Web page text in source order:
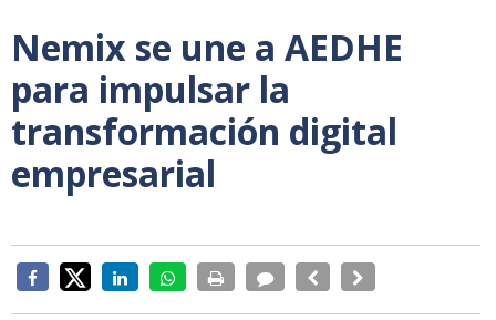
Nemix se une a AEDHE
para impulsar la
transformación digital
empresarial